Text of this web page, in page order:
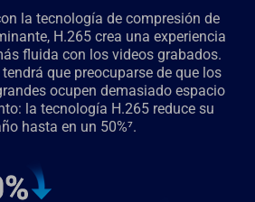
la tecnología de compresión de
H.265 crea una experiencia
fluida con los videos grabados.
que preocuparse de que los
ocupen demasiado espacio
la tecnología H.265 reduce su
hasta en un 50%⁷.